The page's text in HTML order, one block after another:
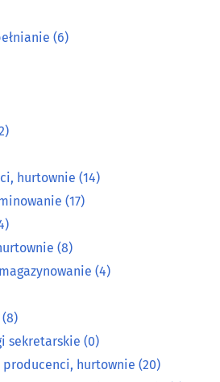
hurtownie
(8)
sekretarskie (0)
(6)
hurtownie (14)
(17)
(8)
(4)
(8)
sekretarskie (0)
hurtownie (20)